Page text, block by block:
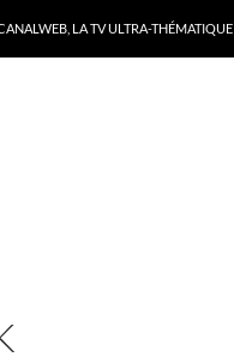
LA TV ULTRA-THÉMATIQUE